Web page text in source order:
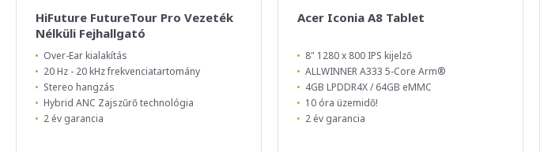
HiFuture FutureTour Pro Vezeték
Nélküli Fejhallgató
Over-Ear kialakítás
20 Hz - 20 kHz frekvenciatartomány
Stereo hangzás
Hybrid ANC Zajszűrő technológia
2 év garancia
Acer Iconia A8 Tablet
8" 1280 x 800 IPS kijelző
ALLWINNER A333 5-Core Arm®
4GB LPDDR4X / 64GB eMMC
10 óra üzemidő!
2 év garancia